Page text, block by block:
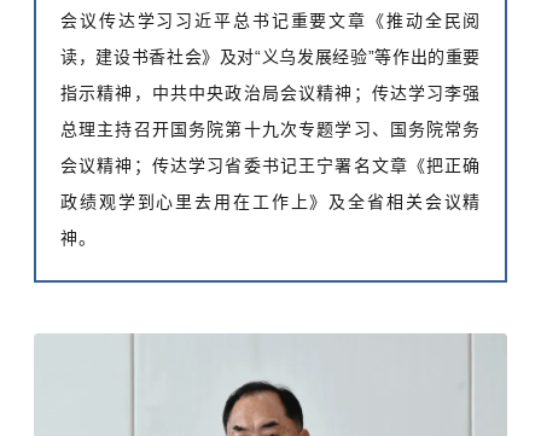
会议传达学习习近平总书记重要文章《推动全民阅
读，建设书香社会》及对“义乌发展经验”等作出的重要
指示精神，中共中央政治局会议精神；传达学习李强
总理主持召开国务院第十九次专题学习、国务院常务
会议精神；传达学习省委书记王宁署名文章《把正确
政绩观学到心里去用在工作上》及全省相关会议精
神。